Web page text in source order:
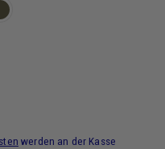
werden an der Kasse